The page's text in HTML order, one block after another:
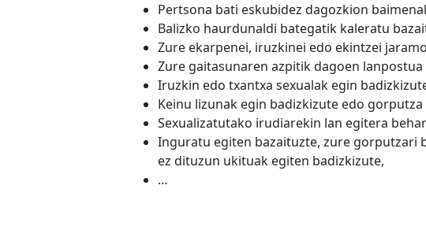
Pertsona bati eskubidez dagozkion
Balizko haurdunaldi bategatik kaleratu
Zure ekarpenei, iruzkinei edo ekintzei
Zure gaitasunaren azpitik dagoen
Iruzkin edo txantxa sexualak egin
Keinu lizunak egin badizkizute edo
Sexualizatutako irudiarekin lan egitera
Inguratu egiten bazaituzte, zure gorputzari
ez dituzun ukituak egiten badizkizute,
…